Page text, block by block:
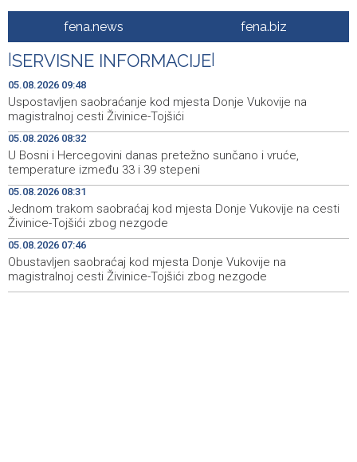
Rise in electric scooter injuries among children; Biloš:
Head and facial injuries most common
19:25
Ministarstvo saobraćaja KS: Uskoro javna nabavka za
obnovu mosta u ulici Ive Andrića
19:15
Pomozi.ba pomaže Gazi - Od početka 2026. podijeljeno
40.000 toplih obroka, u augustu nove aktivnosti
19:12
Conference on representation of constituent peoples
and Others in BiH institutions on August 7
19:12
'Šetnica kulture' nastavljena modnom revijom i
predstavljanjem kozmetike
19:05
Prosecutor's Office indicts former Court of BiH
employee for alleged embezzlement
fena.news fena.biz
SERVISNE INFORMACIJE
05.08.2026 09:48
Uspostavljen saobraćanje kod mjesta Donje Vukovije na
magistralnoj cesti Živinice-Tojšići
05.08.2026 08:32
U Bosni i Hercegovini danas pretežno sunčano i vruće,
temperature između 33 i 39 stepeni
05.08.2026 08:31
Jednom trakom saobraćaj kod mjesta Donje Vukovije na cesti
Živinice-Tojšići zbog nezgode
05.08.2026 07:46
Obustavljen saobraćaj kod mjesta Donje Vukovije na
magistralnoj cesti Živinice-Tojšići zbog nezgode